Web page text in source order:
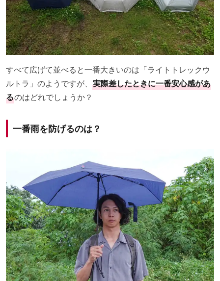
すべて広げて並べると一番大きいのは「ライトトレックウ
ルトラ」のようですが、 実際差したときに一番安心感があ
るのはどれでしょうか？
一番雨を防げるのは？